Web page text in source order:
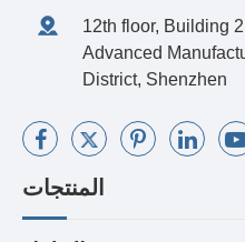
12th floor, Building
Advanced
District, Shenzhen
المنتجات